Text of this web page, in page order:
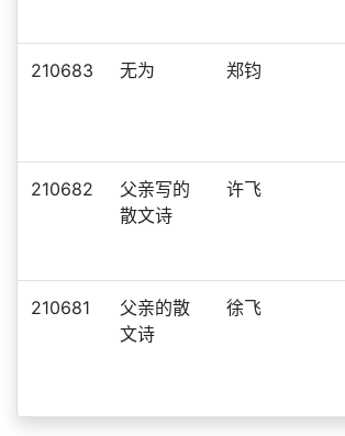
210683 无为 郑钧
210682
父亲写的
散文诗
许飞
210681
父亲的散
文诗
徐飞